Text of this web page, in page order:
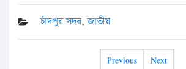
চাঁদপুর সদর,জাতীয়
Previous Next